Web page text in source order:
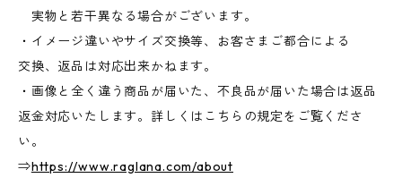
実物と若干異なる場合がございます。
・イメージ違いやサイズ交換等、お客さまご都合による
交換、返品は対応出来かねます。
・画像と全く違う商品が届いた、不良品が届いた場合は返品
返金対応いたします。詳しくはこちらの規定をご覧くださ
い。
⇒https://www.raglana.com/about